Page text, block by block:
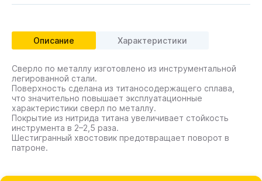
Описание Характеристики
Сверло по металлу изготовлено из инструментальной
легированной стали.
Поверхность сделана из титаносодержащего сплава,
что значительно повышает эксплуатационные
характеристики сверл по металлу.
Покрытие из нитрида титана увеличивает стойкость
инструмента в 2–2,5 раза.
Шестигранный хвостовик предотвращает поворот в
патроне.